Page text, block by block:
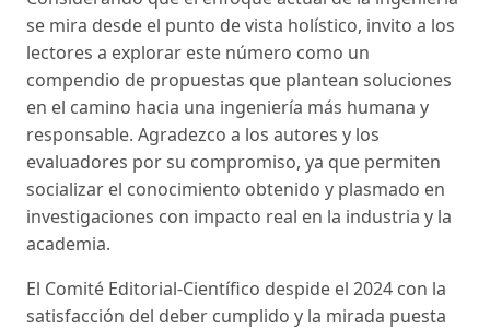
se mira desde el punto de vista holístico, invito a los
lectores a explorar este número como un
compendio de propuestas que plantean soluciones
en el camino hacia una ingeniería más humana y
responsable. Agradezco a los autores y los
evaluadores por su compromiso, ya que permiten
socializar el conocimiento obtenido y plasmado en
investigaciones con impacto real en la industria y la
academia.
El Comité Editorial-Científico despide el 2024 con la
satisfacción del deber cumplido y la mirada puesta